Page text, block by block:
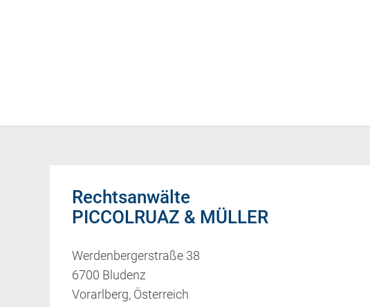
Rechtsanwälte
PICCOLRUAZ & MÜLLER
Werdenbergerstraße 38
6700 Bludenz
Vorarlberg, Österreich